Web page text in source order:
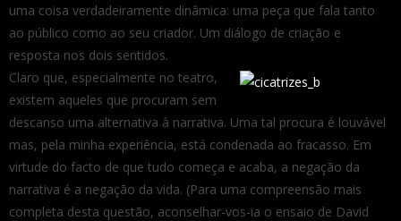
uma coisa verdadeiramente dinâmica: uma peça que fala tanto
ao público como ao seu criador. Um diálogo de criação e
resposta nos dois sentidos.
Claro que, especialmente no teatro,
existem aqueles que procuram sem
descanso uma alternativa à narrativa. Uma tal procura é louvável
mas, pela minha experiência, está condenada ao fracasso. Em
virtude do facto de que tudo começa e acaba, a negação da
narrativa é a negação da vida. (Para uma compreensão mais
completa desta questão, aconselhar-vos-ia o ensaio de David